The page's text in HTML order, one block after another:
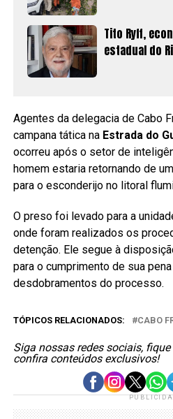
Tito Ryff,
estadual do
Agentes da delegacia de Cabo
campana tática na Estrada do
ocorreu após o setor de
homem estaria retornando de
para o esconderijo no litoral
O preso foi levado para a
onde foram realizados os
detenção. Ele segue à
para o cumprimento de sua
desdobramentos do processo.
TÓPICOS RELACIONADOS: CABO
Siga nossas redes sociais,
confira conteúdos exclusivos!